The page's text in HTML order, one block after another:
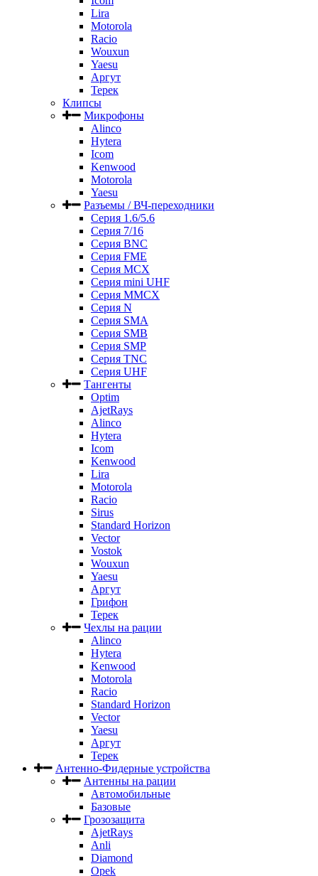
Lira
Motorola
Racio
Wouxun
Yaesu
Аргут
Терек
Клипсы
Микрофоны
Alinco
Hytera
Icom
Kenwood
Motorola
Yaesu
Разъемы / ВЧ-переходники
Серия 1.6/5.6
Серия 7/16
Серия BNC
Серия FME
Серия MCX
Серия mini UHF
Серия MMCX
Серия N
Серия SMA
Серия SMB
Серия SMP
Серия TNC
Серия UHF
Тангенты
Optim
AjetRays
Alinco
Hytera
Icom
Kenwood
Lira
Motorola
Racio
Sirus
Standard Horizon
Vector
Vostok
Wouxun
Yaesu
Аргут
Грифон
Терек
Чехлы на рации
Alinco
Hytera
Kenwood
Motorola
Racio
Standard Horizon
Vector
Yaesu
Аргут
Терек
Антенно-Фидерные устройства
Антенны на рации
Автомобильные
Базовые
Грозозащита
AjetRays
Anli
Diamond
Opek